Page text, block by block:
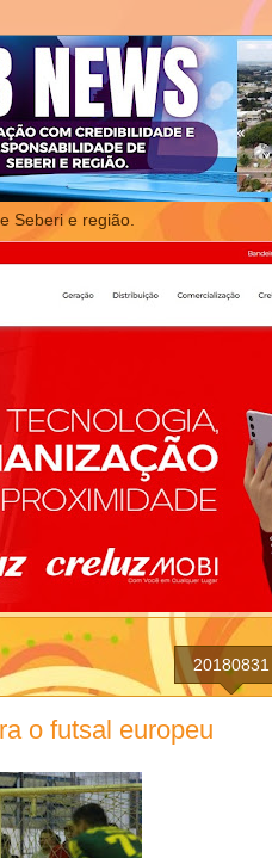
Seberi e região.
20180831
o futsal europeu